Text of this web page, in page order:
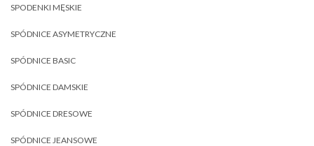
SPODENKI MĘSKIE
SPÓDNICE ASYMETRYCZNE
SPÓDNICE BASIC
SPÓDNICE DAMSKIE
SPÓDNICE DRESOWE
SPÓDNICE JEANSOWE